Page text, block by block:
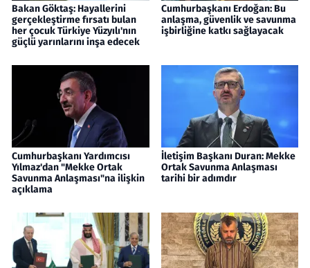
Bakan Göktaş: Hayallerini
gerçekleştirme fırsatı bulan
her çocuk Türkiye Yüzyılı'nın
güçlü yarınlarını inşa edecek
Cumhurbaşkanı Erdoğan: Bu
anlaşma, güvenlik ve savunma
işbirliğine katkı sağlayacak
Cumhurbaşkanı Yardımcısı
Yılmaz'dan "Mekke Ortak
Savunma Anlaşması"na ilişkin
açıklama
İletişim Başkanı Duran: Mekke
Ortak Savunma Anlaşması
tarihi bir adımdır